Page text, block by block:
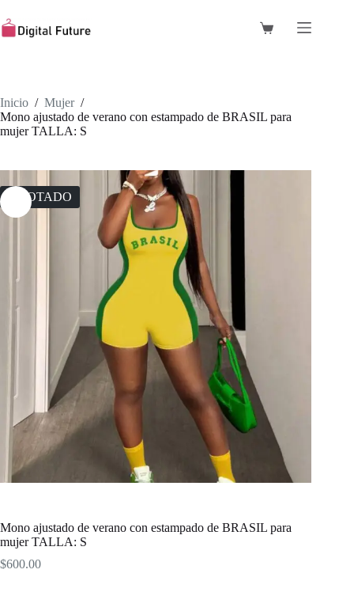
al
contenido
Carro
Inicio / Mujer /
Mono ajustado de verano con estampado de BRASIL para
mujer TALLA: S
AGOTADO
Mono ajustado de verano con estampado de BRASIL para
mujer TALLA: S
$600.00